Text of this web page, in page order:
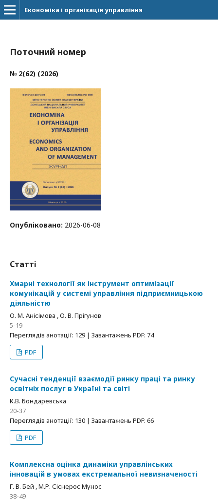
Економіка і організація управління
Поточний номер
№ 2(62) (2026)
Опубліковано: 2026-06-08
Статті
Хмарні технології як інструмент оптимізації
комунікацій у системі управління підприємницькою
діяльністю
О. М. Анісімова , О. В. Прігунов
5-19
Переглядів анотації: 129 | Завантажень PDF: 74
PDF
Сучасні тенденції взаємодії ринку праці та ринку
освітніх послуг в Україні та світі
К.В. Бондаревська
20-37
Переглядів анотації: 130 | Завантажень PDF: 66
PDF
Комплексна оцінка динаміки управлінських
інновацій в умовах екстремальної невизначеності
Г. В. Бей , М.Р. Сіснерос Мунос
38-49